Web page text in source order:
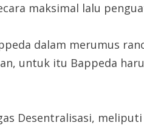
maksimal lalu
dalam merumus
untuk itu Bappeda
Desentralisasi,